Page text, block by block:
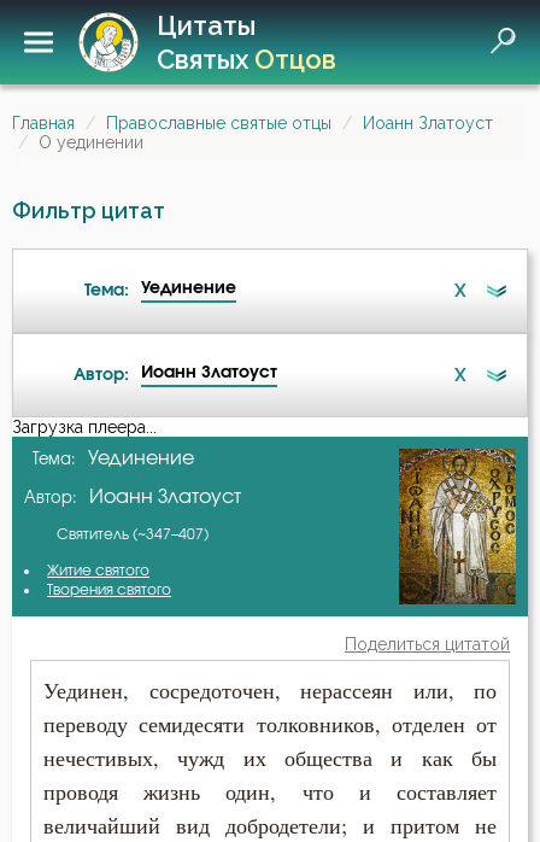
Цитаты
СвятыхОтцов
Главная Православные святые отцы
Иоанн Златоуст
О уединении
Фильтр цитат
Тема: Уединение X
Ад
Ангел Хранитель
Антихрист
Бдение
Бедность
Автор: Иоанн Златоуст X
А-я
Амвросий Оптинский (Гренков)
Григорий Палама
Григорий Синаит
Иоанн Златоуст
Иоанн Лествичник
Исаак Сирин Ниневийский
Загрузка плеера...
Тема: Уединение
Автор: Иоанн Златоуст
Святитель (~347–407)
Житие святого
Творения святого
Поделиться цитатой
Уединен, сосредоточен, нерассеян или, по
переводу семидесяти толковников, отделен от
нечестивых, чужд их общества и как бы
проводя жизнь один, что и составляет
величайший вид добродетели; и притом не